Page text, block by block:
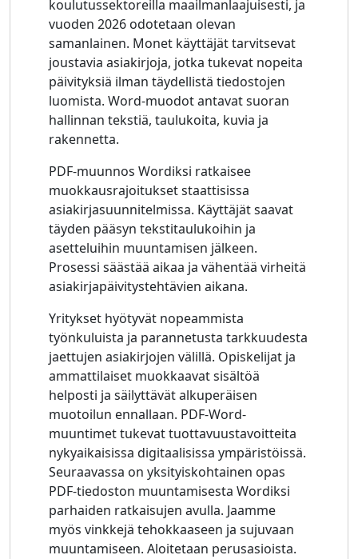
koulutussektoreilla maailmanlaajuisesti, ja
vuoden 2026 odotetaan olevan
samanlainen. Monet käyttäjät tarvitsevat
joustavia asiakirjoja, jotka tukevat nopeita
päivityksiä ilman täydellistä tiedostojen
luomista. Word-muodot antavat suoran
hallinnan tekstiä, taulukoita, kuvia ja
rakennetta.
PDF-muunnos Wordiksi ratkaisee
muokkausrajoitukset staattisissa
asiakirjasuunnitelmissa. Käyttäjät saavat
täyden pääsyn tekstitaulukoihin ja
asetteluihin muuntamisen jälkeen.
Prosessi säästää aikaa ja vähentää virheitä
asiakirjapäivitystehtävien aikana.
Yritykset hyötyvät nopeammista
työnkuluista ja parannetusta tarkkuudesta
jaettujen asiakirjojen välillä. Opiskelijat ja
ammattilaiset muokkaavat sisältöä
helposti ja säilyttävät alkuperäisen
muotoilun ennallaan. PDF-Word-
muuntimet tukevat tuottavuustavoitteita
nykyaikaisissa digitaalisissa ympäristöissä.
Seuraavassa on yksityiskohtainen opas
PDF-tiedoston muuntamisesta Wordiksi
parhaiden ratkaisujen avulla. Jaamme
myös vinkkejä tehokkaaseen ja sujuvaan
muuntamiseen. Aloitetaan perusasioista.